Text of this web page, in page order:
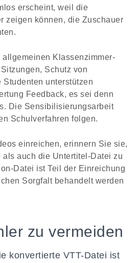
erscheint, weil die
zeigen können, die Zuschauer
Klassenzimmer-
Schutz von
unterstützen
Feedback, es sei denn
Die Sensibilisierungsarbeit
Schulverfahren folgen.
einreichen, erinnern Sie sie,
als auch die Untertitel-Datei zu
Datei ist Teil der Einreichung
Sorgfalt behandelt werden
zu vermeiden
konvertierte VTT-Datei ist